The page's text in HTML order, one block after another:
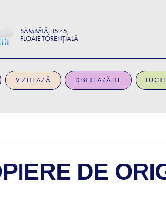
SÂMBĂTĂ 15:45
PLOAIE TORENȚIALĂ
VIZITEAZĂ DISTREAZĂ-TE
DE